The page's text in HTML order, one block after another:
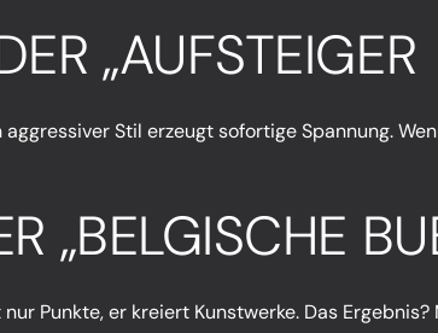
„AUFSTEIGER
Stil erzeugt sofortige Spannung.
„BELGISCHE
Punkte, er kreiert Kunstwerke. Das